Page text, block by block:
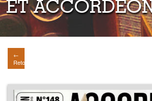
ET
←
Retour